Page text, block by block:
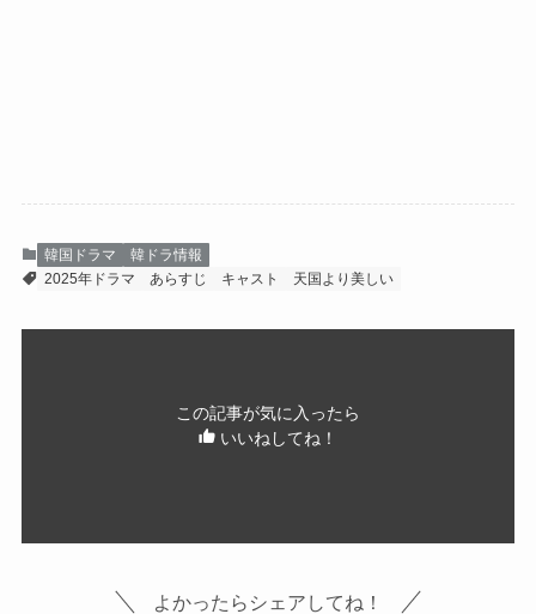
韓国ドラマ
韓ドラ情報
2025年ドラマ
あらすじ キャスト 天国より美しい
この記事が気に入ったら
いいねしてね！
よかったらシェアしてね！